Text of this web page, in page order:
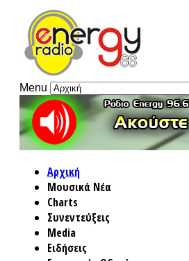
Menu
Αρχική
Μουσικά Νέα
Charts
Συνεντεύξεις
Media
Ειδήσεις